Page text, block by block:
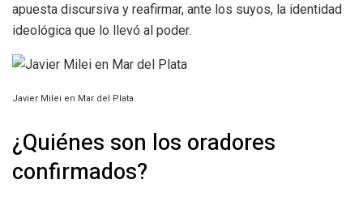
apuesta discursiva y reafirmar, ante los suyos, la identidad
ideológica que lo llevó al poder.
Javier Milei en Mar del Plata
¿Quiénes son los oradores
confirmados?